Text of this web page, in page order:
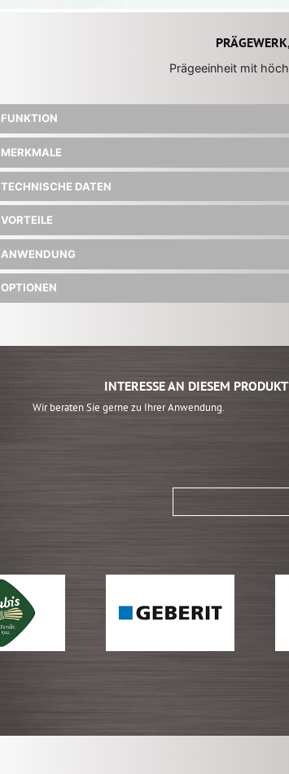
Prägeeinheit mit
FUNKTION
MERKMALE
TECHNISCHE DATEN
VORTEILE
ANWENDUNG
OPTIONEN
INTERESSE AN DIESEM
Wir beraten Sie gerne zu Ihrer Anwendung.